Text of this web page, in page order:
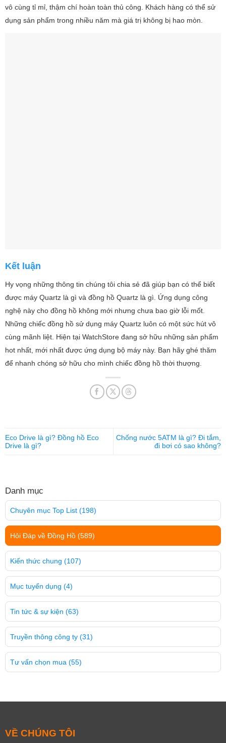
vô cùng tỉ mỉ, thậm chí hoàn toàn thủ công. Khách hàng có thể sử
dụng sản phẩm trong nhiều năm mà giá trị không bị hao mòn.
Kết luận
Hy vọng những thông tin chúng tôi chia sẻ đã giúp bạn có thể biết
được máy Quartz là gì và đồng hồ Quartz là gì. Ứng dụng công
nghệ này cho đồng hồ không mới nhưng chưa bao giờ lỗi mốt.
Những chiếc đồng hồ sử dụng máy Quartz luôn có một sức hút vô
cùng mãnh liệt. Hiện tại WatchStore đang sở hữu những sản phẩm
hot nhất, mới nhất được ứng dụng bộ máy này. Bạn hãy ghé thăm
để nhanh chóng sở hữu cho mình chiếc đồng hồ thời thượng.
Eco Drive là gì? Đồng hồ Eco
Drive là gì?
Chống nước 5ATM là gì? Đi tắm,
đi bơi có sao không?
Danh mục
Chuyên mục Top List (198)
Hỏi Đáp về Đồng Hồ (589)
Kiến thức chung (107)
Mục tuyển dụng (4)
Tin tức & sự kiện (63)
Truyền thông công ty (31)
Tư vấn chọn mua (55)
VỀ CHÚNG TÔI